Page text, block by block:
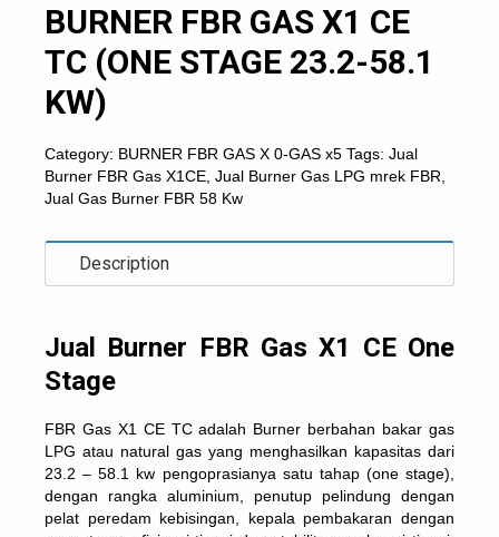
BURNER FBR GAS X1 CE
TC (ONE STAGE 23.2-58.1
KW)
Category: BURNER FBR GAS X 0-GAS x5 Tags: Jual
Burner FBR Gas X1CE Jual Burner Gas LPG mrek FBR
Jual Gas Burner FBR 58 Kw
Description
Jual Burner FBR Gas X1 CE One
Stage
FBR Gas X1 CE TC adalah Burner berbahan bakar gas
LPG atau natural gas yang menghasilkan kapasitas dari
23.2 – 58.1 kw pengoprasianya satu tahap (one stage),
dengan rangka aluminium, penutup pelindung dengan
pelat peredam kebisingan, kepala pembakaran dengan